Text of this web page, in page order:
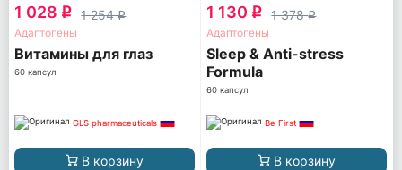
1 028 q 1 254q
Адаптогены
Витамины для глаз
60 капсул
GLS pharmaceuticals
В корзину
1 130 q 1 378q
Адаптогены
Sleep & Anti-stress
Formula
60 капсул
Be First
В корзину